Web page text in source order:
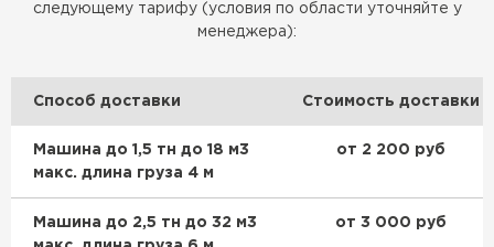
следующему тарифу (условия по области уточняйте у
менеджера):
Способ доставки Стоимость доставки
Машина до 1,5 тн до 18 м3
макс. длина груза 4 м
от 2 200 руб
Машина до 2,5 тн до 32 м3
от 3 000 руб